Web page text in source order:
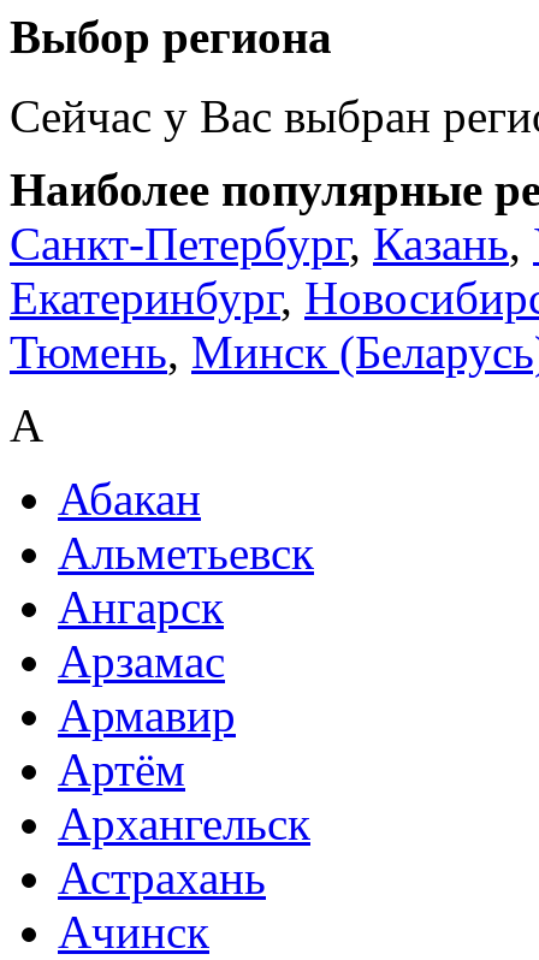
Выбор региона
Сейчас у Вас выбран
Наиболее популярные
Санкт-Петербург, Казань,
Екатеринбург,
Тюмень, Минск
А
Абакан
Альметьевск
Ангарск
Арзамас
Армавир
Артём
Архангельск
Астрахань
Ачинск